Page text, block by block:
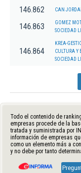
146.862 CAN
146.863
GOMEZ
SOCIEDAD
146.864
KREA-
CULTURA Y
SOCIEDAD
Todo el contenido de
empresas procede de la
tratada y suministrada por
información de empresas
como un elemento más a
y no debe por tanto